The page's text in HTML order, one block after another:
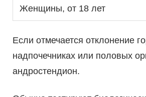
Женщины, от 18 лет
Если отмечается отклонение
надпочечниках или половых
андростендион.